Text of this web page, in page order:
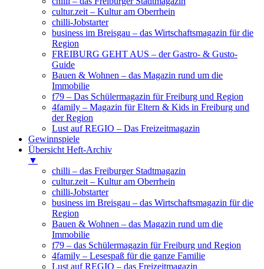
cultur.zeit – Kultur am Oberrhein
chilli-Jobstarter
business im Breisgau – das Wirtschaftsmagazin für die
Region
FREIBURG GEHT AUS – der Gastro- & Gusto-
Guide
Bauen & Wohnen – das Magazin rund um die
Immobilie
f79 – Das Schülermagazin für Freiburg und Region
4family – Magazin für Eltern & Kids in Freiburg und
der Region
Lust auf REGIO – Das Freizeitmagazin
Gewinnspiele
Übersicht Heft-Archiv
▼
chilli – das Freiburger Stadtmagazin
cultur.zeit – Kultur am Oberrhein
chilli-Jobstarter
business im Breisgau – das Wirtschaftsmagazin für die
Region
Bauen & Wohnen – das Magazin rund um die
Immobilie
f79 – das Schülermagazin für Freiburg und Region
4family – Lesespaß für die ganze Familie
Lust auf REGIO – das Freizeitmagazin